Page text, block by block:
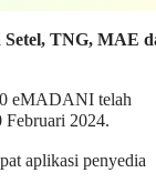
TNG, MAE
eMADANI telah
2024.
aplikasi penyedia